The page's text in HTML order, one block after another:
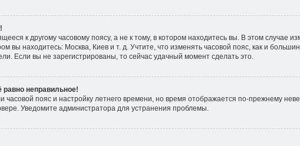
к другому часовому поясу, а не к тому, в котором находитесь вы. В этом случае
вы находитесь: Москва, Киев и т. д. Учтите, что изменять часовой пояс, как и
Если вы не зарегистрированы, то сейчас удачный момент сделать это.
равно неправильное!
часовой пояс и настройку летнего времени, но время отображается по-прежнему
Уведомите администратора для устранения проблемы.